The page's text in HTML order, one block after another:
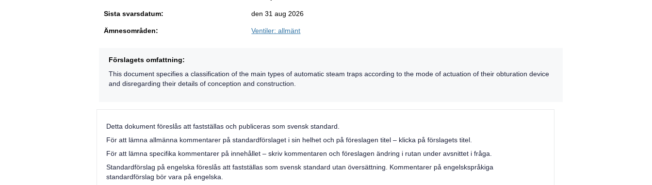
Sista svarsdatum: den 31 aug 2026
Ämnesområden: Ventiler: allmänt
Förslagets omfattning:
This document specifies a classification of the main types of automatic steam traps according to the mode of actuation of their obturation device
and disregarding their details of conception and construction.
Detta dokument föreslås att fastställas och publiceras som svensk standard.
För att lämna allmänna kommentarer på standardförslaget i sin helhet och på föreslagen titel – klicka på förslagets titel.
För att lämna specifika kommentarer på innehållet – skriv kommentaren och föreslagen ändring i rutan under avsnittet i fråga.
Standardförslag på engelska föreslås att fastställas som svensk standard utan översättning. Kommentarer på engelskspråkiga
standardförslag bör vara på engelska.